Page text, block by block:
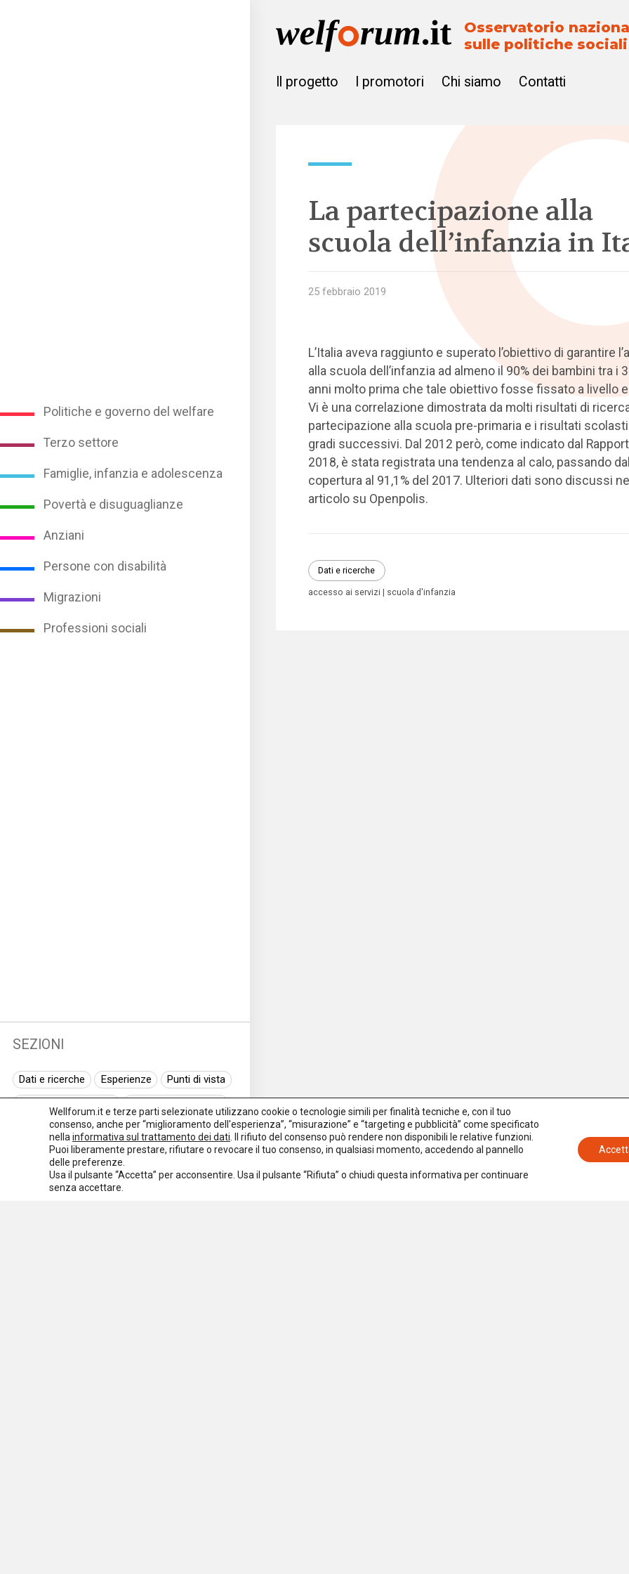
Politiche e governo del welfare
Terzo settore
Famiglie, infanzia e adolescenza
Povertà e disuguaglianze
Anziani
Persone con disabilità
Migrazioni
Professioni sociali
SEZIONI
Dati e ricerche Esperienze
Punti di vista
Normativa europea
Rassegna normativa
I seminari di Welforum
Eventi
Spazio ai promotori
Osservatorio
sulle politiche sociali
Il progetto I promotori Chi siamo Contatti
La partecipazione alla
scuola dell’infanzia in
25 febbraio 2019
L’Italia aveva raggiunto e superato l’obiettivo di garantire
alla scuola dell’infanzia ad almeno il 90% dei bambini tra i
anni molto prima che tale obiettivo fosse fissato a livello
Vi è una correlazione dimostrata da molti risultati di
partecipazione alla scuola pre-primaria e i risultati
gradi successivi. Dal 2012 però, come indicato dal
2018, è stata registrata una tendenza al calo, passando
copertura al 91,1% del 2017. Ulteriori dati sono discussi
articolo su Openpolis.
Dati e ricerche
accesso ai servizi scuola d'infanzia
Wellforum.it e terze parti selezionate utilizzano cookie o tecnologie simili per finalità tecniche e, con il tuo
consenso, anche per “miglioramento dell'esperienza”, “misurazione” e “targeting e pubblicità” come specificato
nella informativa sul trattamento dei dati . Il rifiuto del consenso può rendere non disponibili le relative funzioni.
Puoi liberamente prestare, rifiutare o revocare il tuo consenso, in qualsiasi momento, accedendo al pannello
delle preferenze.
Usa il pulsante “Accetta” per acconsentire. Usa il pulsante “Rifiuta” o chiudi questa informativa per continuare
senza accettare.